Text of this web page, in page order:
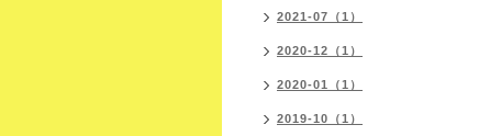
2021-07（1）
2020-12（1）
2020-01（1）
2019-10（1）